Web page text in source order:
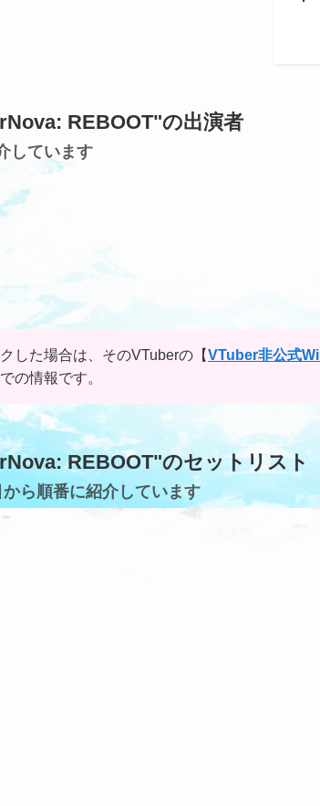
REBOOT"の出演者
しています
した場合は、そのVTuberの【VTuber非公式
の情報です。
REBOOT"のセットリスト
ら順番に紹介しています